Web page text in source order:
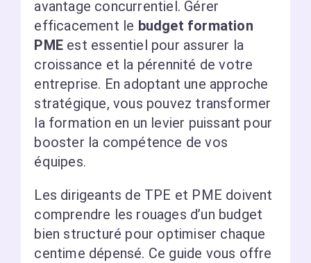
avantage concurrentiel. Gérer
efficacement le budget formation
PME est essentiel pour assurer la
croissance et la pérennité de votre
entreprise. En adoptant une approche
stratégique, vous pouvez transformer
la formation en un levier puissant pour
booster la compétence de vos
équipes.
Les dirigeants de TPE et PME doivent
comprendre les rouages d’un budget
bien structuré pour optimiser chaque
centime dépensé. Ce guide vous offre